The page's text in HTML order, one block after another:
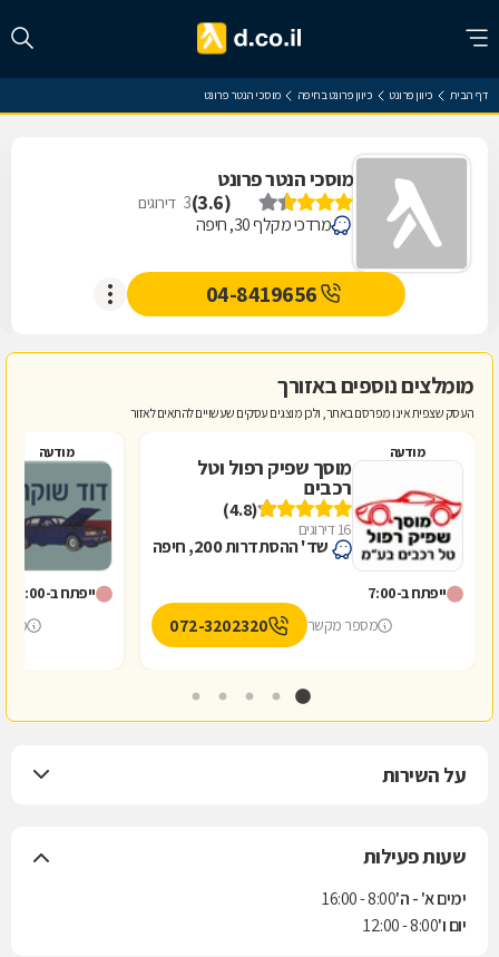
דף הבית כיוון פרונט כיוון פרונט בחיפה מוסכי הנטר פרונט
מוסכי הנטר פרונט
(
3.6
)
3 דירוגים
מרדכי מקלף 30, חיפה
04-8419656
מומלצים נוספים באזורך
העסק שצפית אינו מפרסם באתר, ולכן מוצגים עסקים שעשויים להתאים לאזור
מודעה
מוסך שפיק רפול וטל
רכבים
(4.8)
16 דירוגים
שד' ההסתדרות 200, חיפה
ייפתח ב-7:00
מספר מקשר
072-3202320
מודעה
ייפתח ב-8:00
על השירות
שעות פעילות
ימים א' - ה'8:00 - 16:00
יום ו'8:00 - 12:00